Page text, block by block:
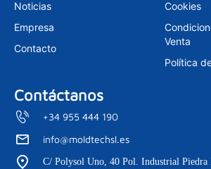
Noticias
Empresa
Contacto
Cookies
Venta
Política
Contáctanos
+34 955 444 190
info@moldtechsl.es
C/ Polysol Uno, 40 Pol. Industrial Piedra